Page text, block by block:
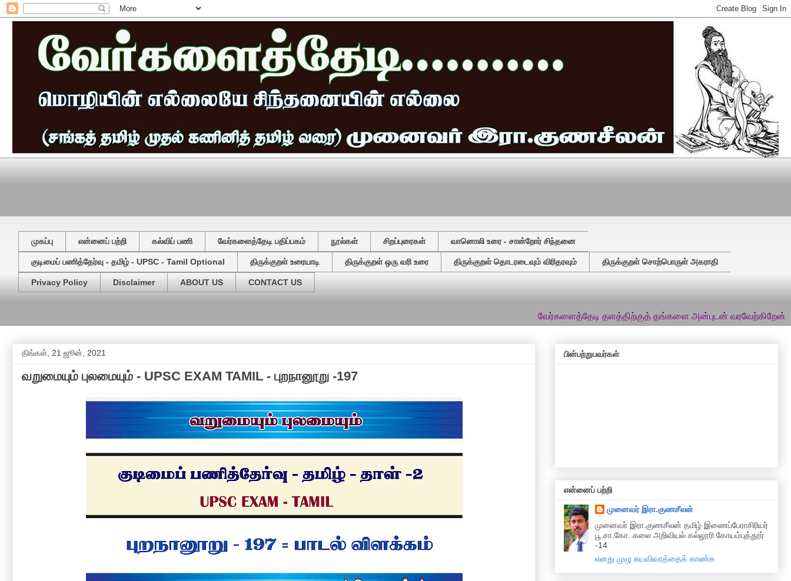
முகப்பு என்னைப் பற்றி கல்விப் பணி வேர்களைத்தேடி பதிப்பகம் நூல்கள் சிறப்புரைகள் வானொலி உரை - சான்றோர் சிந்தனை
குடிமைப் பணித்தேர்வு - தமிழ் - UPSC - Tamil Optional திருக்குறள் உரையாடி திருக்குறள் ஒரு வரி உரை திருக்குறள் தொடரடைவும் விரிதரவும் திருக்குறள் சொற்பொருள் அகராதி
Privacy Policy Disclaimer ABOUT US CONTACT US
வேர்களைத்தேடி தளத்திற்குத் தங்களை அன்புடன் வரவேற்கிறேன்...
திங்கள், 21 ஜூன், 2021
வறுமையும் புலமையும் - UPSC EXAM TAMIL - புறநானூறு -197
பின்பற்றுபவர்கள்
என்னைப் பற்றி
முனைவர் இரா.குணசீலன்
முனைவா் இரா.குணசீலன் தமிழ் இணைப்பேராசிரியர்
பூ.சா.கோ. கலை அறிவியல் கல்லூரி கோயம்புத்தூர்
-14
எனது முழு சுயவிவரத்தைக் காண்க